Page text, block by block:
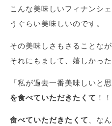
こんな美味しいフィナンシ
うぐらい美味しいのです。
その美味しさもさることな
それにもまして、嬉しかっ
「私が過去一番美味しいと
を食べていただきたくて ！
食べていただきたくて 、な